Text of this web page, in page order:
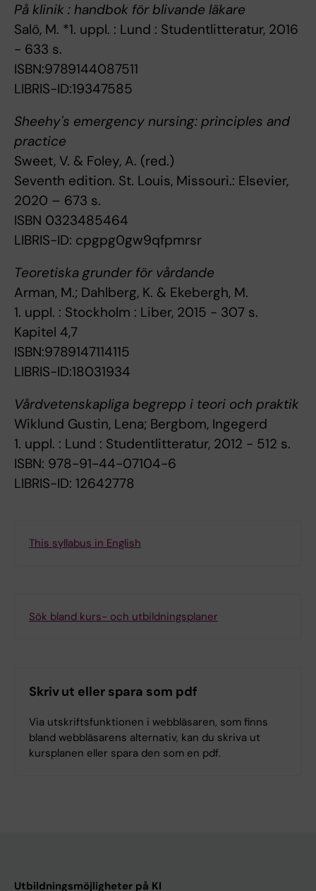
På klinik : handbok för blivande läkare
Salö, M. *1. uppl. : Lund : Studentlitteratur, 2016
- 633 s.
ISBN:9789144087511
LIBRIS-ID:19347585
Sheehy's emergency nursing: principles and
practice
Sweet, V. & Foley, A. (red.)
Seventh edition. St. Louis, Missouri.: Elsevier,
2020 – 673 s.
ISBN 0323485464
LIBRIS-ID: cpgpg0gw9qfpmrsr
Teoretiska grunder för vårdande
Arman, M.; Dahlberg, K. & Ekebergh, M.
1. uppl. : Stockholm : Liber, 2015 - 307 s.
Kapitel 4,7
ISBN:9789147114115
LIBRIS-ID:18031934
Vårdvetenskapliga begrepp i teori och praktik
Wiklund Gustin, Lena; Bergbom, Ingegerd
1. uppl. : Lund : Studentlitteratur, 2012 - 512 s.
ISBN: 978-91-44-07104-6
LIBRIS-ID: 12642778
This syllabus in English
Sök bland kurs- och utbildningsplaner
Skriv ut eller spara som pdf
Via utskriftsfunktionen i webbläsaren, som finns
bland webbläsarens alternativ, kan du skriva ut
kursplanen eller spara den som en pdf.
Utbildningsmöjligheter på KI